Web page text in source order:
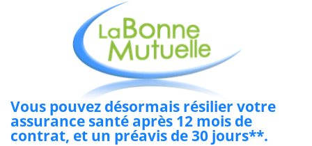
Vous pouvez désormais résilier votre
assurance santé après 12 mois de
contrat, et un préavis de 30 jours**.